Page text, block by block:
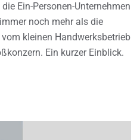
Ein-Personen-Unternehmen
noch mehr als die
kleinen Handwerksbetrieb
Ein kurzer Einblick.